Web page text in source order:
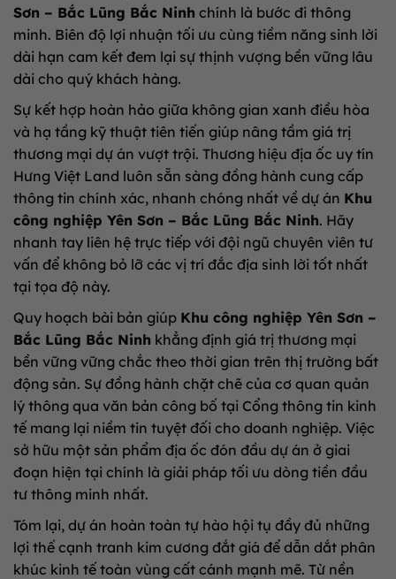
Sơn – Bắc Lũng Bắc Ninh chính là bước đi thông
minh. Biên độ lợi nhuận tối ưu cùng tiềm năng sinh lời
dài hạn cam kết đem lại sự thịnh vượng bền vững lâu
dài cho quý khách hàng.
Sự kết hợp hoàn hảo giữa không gian xanh điều hòa
và hạ tầng kỹ thuật tiên tiến giúp nâng tầm giá trị
thương mại dự án vượt trội. Thương hiệu địa ốc uy tín
Hưng Việt Land luôn sẵn sàng đồng hành cung cấp
thông tin chính xác, nhanh chóng nhất về dự án Khu
công nghiệp Yên Sơn – Bắc Lũng Bắc Ninh. Hãy
nhanh tay liên hệ trực tiếp với đội ngũ chuyên viên tư
vấn để không bỏ lỡ các vị trí đắc địa sinh lời tốt nhất
tại tọa độ này.
Quy hoạch bài bản giúp Khu công nghiệp Yên Sơn –
Bắc Lũng Bắc Ninh khẳng định giá trị thương mại
bền vững vững chắc theo thời gian trên thị trường bất
động sản. Sự đồng hành chặt chẽ của cơ quan quản
lý thông qua văn bản công bố tại Cổng thông tin kinh
tế mang lại niềm tin tuyệt đối cho doanh nghiệp. Việc
sở hữu một sản phẩm địa ốc đón đầu dự án ở giai
đoạn hiện tại chính là giải pháp tối ưu dòng tiền đầu
tư thông minh nhất.
Tóm lại, dự án hoàn toàn tự hào hội tụ đầy đủ những
lợi thế cạnh tranh kim cương đắt giá để dẫn dắt phân
khúc kinh tế toàn vùng cất cánh mạnh mẽ. Từ nền